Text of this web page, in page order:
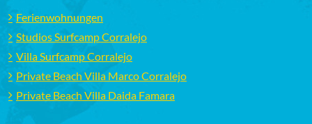
Ferienwohnungen
Studios Surfcamp Corralejo
Villa Surfcamp Corralejo
Private Beach Villa Marco Corralejo
Private Beach Villa Daida Famara